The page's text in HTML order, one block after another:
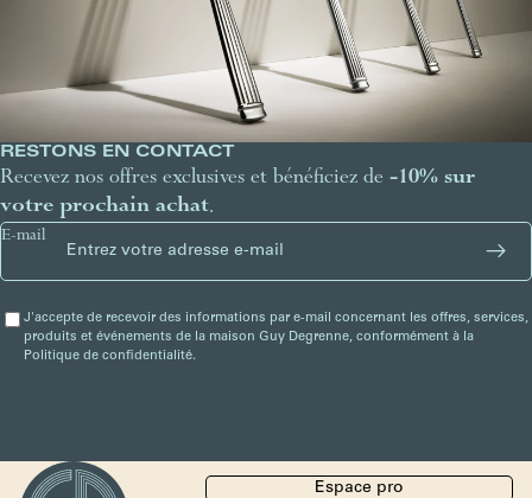
RESTONS EN CONTACT
Recevez nos offres exclusives et bénéficiez de -10% sur
votre prochain achat.
E-mail
J'accepte de recevoir des informations par e-mail concernant les offres, services,
produits et événements de la maison Guy Degrenne, conformément à la
Politique de confidentialité.
Espace pro